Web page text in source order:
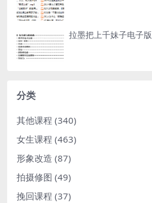
拉墨把上千妹子电子版
分类
其他课程 (340)
女生课程 (463)
形象改造 (87)
拍摄修图 (49)
挽回课程 (37)